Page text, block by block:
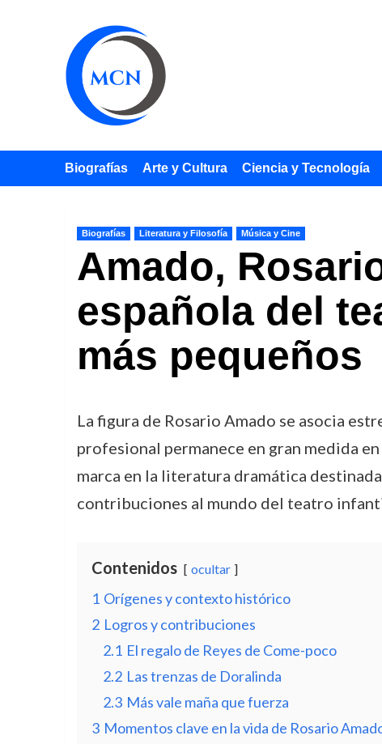
Biografías Arte y Cultura Ciencia y Tecnología
Biografías Literatura y Filosofía Música y Cine
Amado,
española del
más pequeños
La figura de Rosario Amado se asocia
profesional permanece en gran medida
marca en la literatura dramática
contribuciones al mundo del teatro
Contenidos ocultar
1 Orígenes y contexto histórico
2 Logros y contribuciones
2.1 El regalo de Reyes de Come-poco
2.2 Las trenzas de Doralinda
2.3 Más vale maña que fuerza
3 Momentos clave en la vida de Rosario